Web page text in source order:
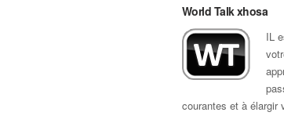
World Talk xhosa
IL
courantes et à élargir